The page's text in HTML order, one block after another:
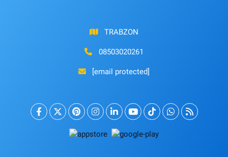
TRABZON
08503020261
[email protected]